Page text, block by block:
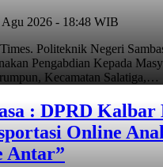
Agu 2026 - 18:48 WIB
Politeknik Negeri
Pengabdian Kepada
Kecamatan Salatiga,…
: DPRD Kalbar
Online
Antar”